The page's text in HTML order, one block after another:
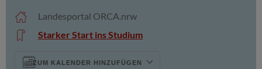
ZUM KALENDER HINZUFÜGEN
Landesportal ORCA.nrw
Starker Start ins Studium